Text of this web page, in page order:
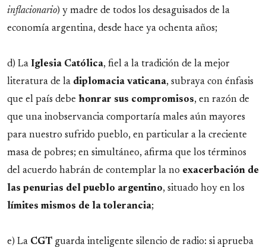
inflacionario) y madre de todos los desaguisados de la
economía argentina, desde hace ya ochenta años;
d) La Iglesia Católica, fiel a la tradición de la mejor
literatura de la diplomacia vaticana, subraya con énfasis
que el país debe honrar sus compromisos, en razón de
que una inobservancia comportaría males aún mayores
para nuestro sufrido pueblo, en particular a la creciente
masa de pobres; en simultáneo, afirma que los términos
del acuerdo habrán de contemplar la no exacerbación de
las penurias del pueblo argentino, situado hoy en los
límites mismos de la tolerancia;
e) La CGT guarda inteligente silencio de radio: si aprueba